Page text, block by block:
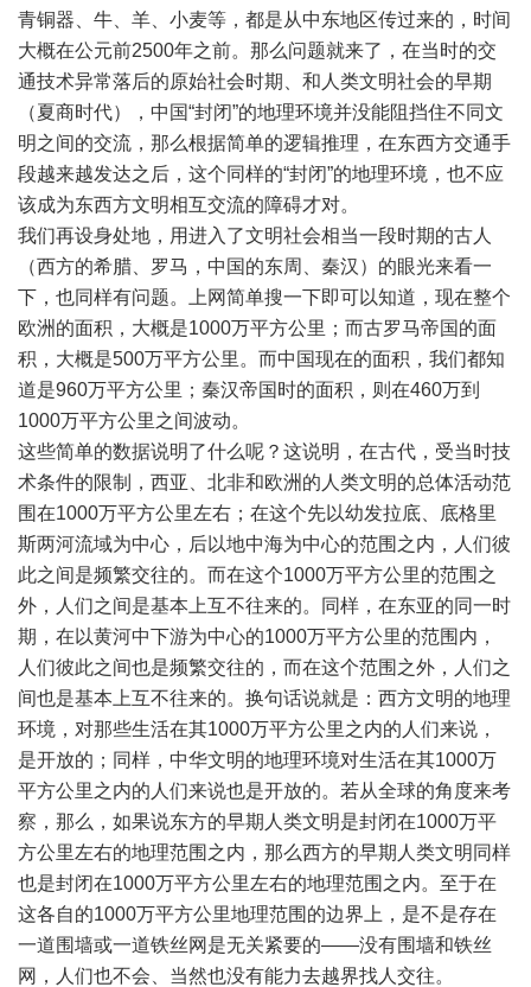
青铜器、牛、羊、小麦等，都是从中东地区传过来的，时间
大概在公元前2500年之前。那么问题就来了，在当时的交
通技术异常落后的原始社会时期、和人类文明社会的早期
（夏商时代），中国“封闭”的地理环境并没能阻挡住不同文
明之间的交流，那么根据简单的逻辑推理，在东西方交通手
段越来越发达之后，这个同样的“封闭”的地理环境，也不应
该成为东西方文明相互交流的障碍才对。
我们再设身处地，用进入了文明社会相当一段时期的古人
（西方的希腊、罗马，中国的东周、秦汉）的眼光来看一
下，也同样有问题。上网简单搜一下即可以知道，现在整个
欧洲的面积，大概是1000万平方公里；而古罗马帝国的面
积，大概是500万平方公里。而中国现在的面积，我们都知
道是960万平方公里；秦汉帝国时的面积，则在460万到
1000万平方公里之间波动。
这些简单的数据说明了什么呢？这说明，在古代，受当时技
术条件的限制，西亚、北非和欧洲的人类文明的总体活动范
围在1000万平方公里左右；在这个先以幼发拉底、底格里
斯两河流域为中心，后以地中海为中心的范围之内，人们彼
此之间是频繁交往的。而在这个1000万平方公里的范围之
外，人们之间是基本上互不往来的。同样，在东亚的同一时
期，在以黄河中下游为中心的1000万平方公里的范围内，
人们彼此之间也是频繁交往的，而在这个范围之外，人们之
间也是基本上互不往来的。换句话说就是：西方文明的地理
环境，对那些生活在其1000万平方公里之内的人们来说，
是开放的；同样，中华文明的地理环境对生活在其1000万
平方公里之内的人们来说也是开放的。若从全球的角度来考
察，那么，如果说东方的早期人类文明是封闭在1000万平
方公里左右的地理范围之内，那么西方的早期人类文明同样
也是封闭在1000万平方公里左右的地理范围之内。至于在
这各自的1000万平方公里地理范围的边界上，是不是存在
一道围墙或一道铁丝网是无关紧要的——没有围墙和铁丝
网，人们也不会、当然也没有能力去越界找人交往。